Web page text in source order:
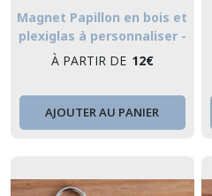
Magnet Papillon en bois et
plexiglas à personnaliser -
cadeau de remerciement de
À PARTIR DE 12€
AJOUTER AU PANIER